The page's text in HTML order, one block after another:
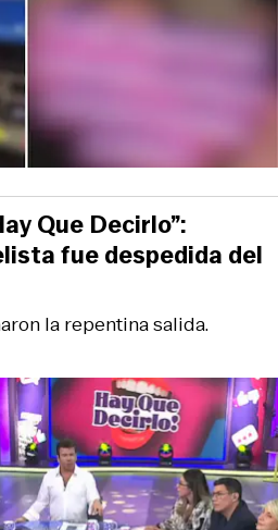
la repentina salida.
Que Decirlo”:
fue despedida del